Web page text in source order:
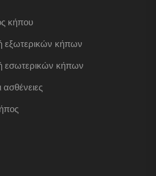
κήπου
εξωτερικών κήπων
εσωτερικών κήπων
ασθένειες